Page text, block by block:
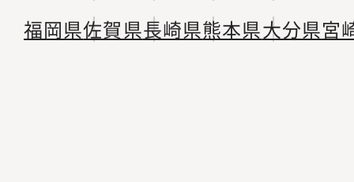
福岡県佐賀県長崎県熊本県大分県宮